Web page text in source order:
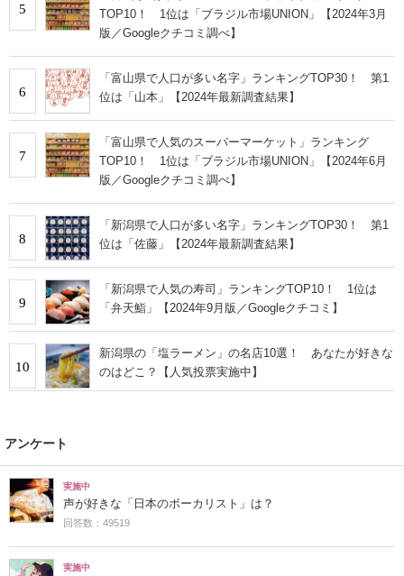
5
TOP10！ 1位は「ブラジル市場UNION」【2024年3月
版／Googleクチコミ調べ】
6
「富山県で人口が多い名字」ランキングTOP30！ 第1
位は「山本」【2024年最新調査結果】
7
「富山県で人気のスーパーマーケット」ランキング
TOP10！ 1位は「ブラジル市場UNION」【2024年6月
版／Googleクチコミ調べ】
8
「新潟県で人口が多い名字」ランキングTOP30！ 第1
位は「佐藤」【2024年最新調査結果】
9
「新潟県で人気の寿司」ランキングTOP10！ 1位は
「弁天鮨」【2024年9月版／Googleクチコミ】
10
新潟県の「塩ラーメン」の名店10選！ あなたが好きな
のはどこ？【人気投票実施中】
アンケート
実施中
声が好きな「日本のボーカリスト」は？
回答数：49519
実施中